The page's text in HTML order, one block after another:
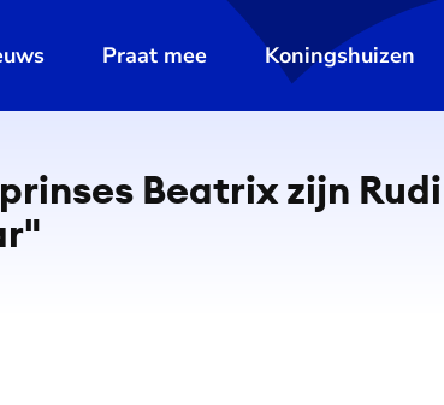
Praat mee Koningshuizen
Beatrix zijn